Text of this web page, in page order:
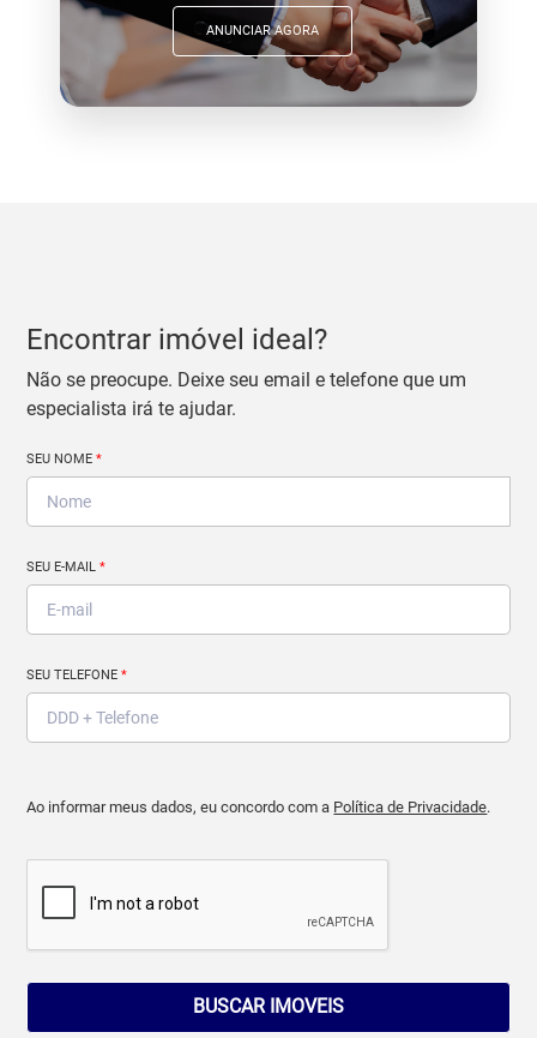
ANUNCIAR AGORA
Encontrar imóvel ideal?
Não se preocupe. Deixe seu email e telefone que um
especialista irá te ajudar.
SEU NOME*
SEU E-MAIL*
SEU TELEFONE*
Ao informar meus dados, eu concordo com a Política de Privacidade.
BUSCAR IMOVEIS